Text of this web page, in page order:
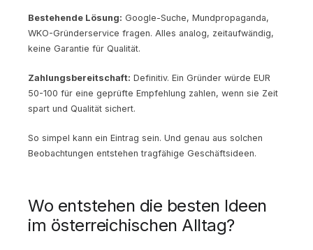
Bestehende Lösung: Google-Suche, Mundpropaganda,
WKO-Gründerservice fragen. Alles analog, zeitaufwändig,
keine Garantie für Qualität.
Zahlungsbereitschaft: Definitiv. Ein Gründer würde EUR
50-100 für eine geprüfte Empfehlung zahlen, wenn sie Zeit
spart und Qualität sichert.
So simpel kann ein Eintrag sein. Und genau aus solchen
Beobachtungen entstehen tragfähige Geschäftsideen.
Wo entstehen die besten Ideen
im österreichischen Alltag?